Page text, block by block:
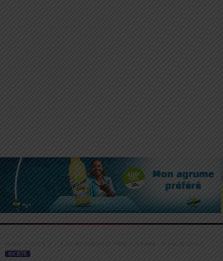
Accueil Fuite des médecins de l’Afrique de l’ouest : Une AG se tient à...
SOCIÉTÉ